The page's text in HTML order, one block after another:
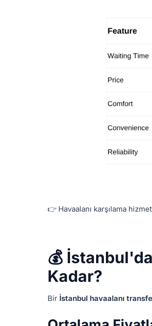
👉 Havaalanı karşılama
💰
Kadar?
Bir İstanbul havaalanı